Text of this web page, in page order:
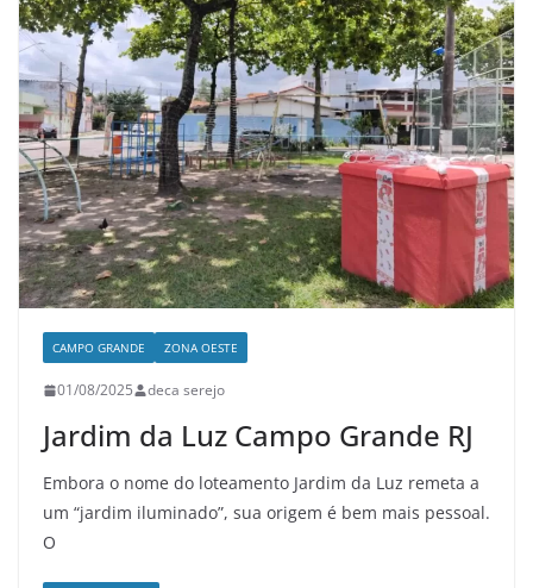
CAMPO GRANDE ZONA OESTE
01/08/2025 deca serejo
Jardim da Luz Campo Grande RJ
Embora o nome do loteamento Jardim da Luz remeta a
um “jardim iluminado”, sua origem é bem mais pessoal.
O